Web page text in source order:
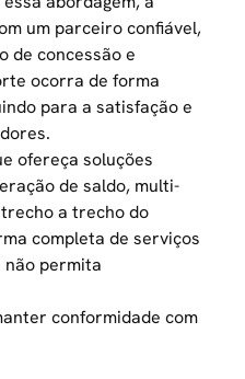
um parceiro confiável,
de concessão e
ocorra de forma
para a satisfação e
ofereça soluções
de saldo, multi-
a trecho do
completa de serviços
não permita
conformidade com